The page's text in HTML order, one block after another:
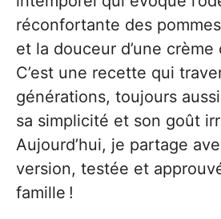
réconfortante des
et la douceur d’une crème
C’est une recette qui
générations, toujours
sa simplicité et son goût
Aujourd’hui, je partage
version, testée et
famille !